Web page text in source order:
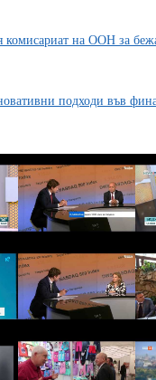
комисариат на ООН за
подходи във